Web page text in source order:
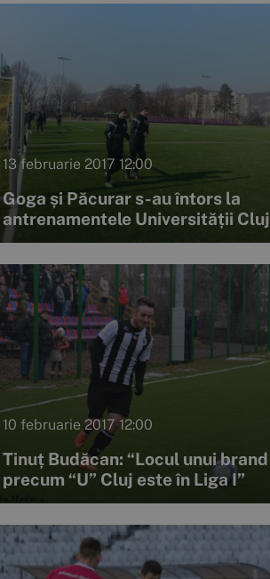
13 februarie 2017 12:00
Goga și Păcurar s-au întors la
antrenamentele Universității Cluj
10 februarie 2017 12:00
Tinuț Budăcan: “Locul unui brand
precum “U” Cluj este în Liga I”